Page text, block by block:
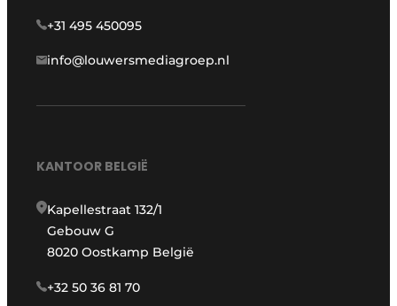
+31 495 450095
info@louwersmediagroep.nl
KANTOOR BELGIË
Kapellestraat 132/1
Gebouw G
8020 Oostkamp België
+32 50 36 81 70